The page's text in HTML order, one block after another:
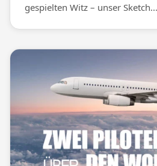
gespielten Witz – unser Sketch...